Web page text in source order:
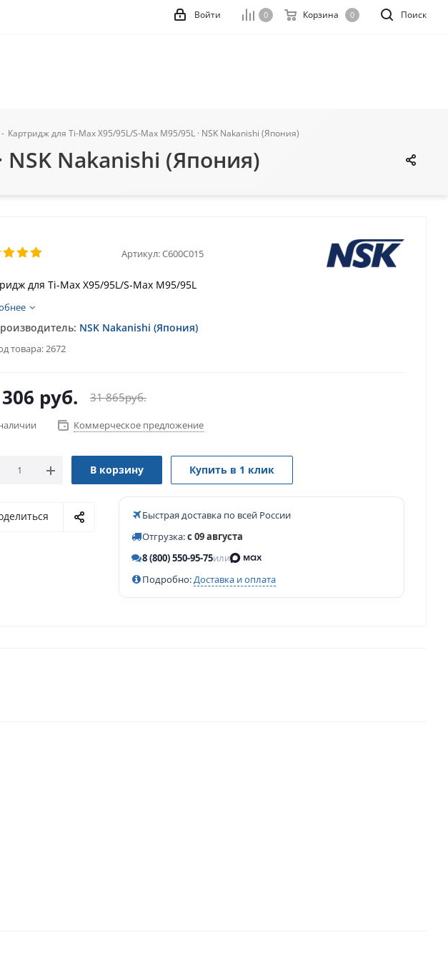
Поиск
0 Корзина 0
Войти
- Картридж для Ti-Max X95/95L/S-Max M95/95L · NSK Nakanishi (Япония)
Nakanishi (Япония)
Артикул:C600C015
для Ti-Max X95/95L/S-Max M95/95L
NSK Nakanishi (Япония)
товара: 2672
руб. 31 865руб.
Коммерческое предложение
В корзину Купить в 1 клик
Быстрая доставка по всей России
Отгрузка:с 09 августа
8 (800) 550-95-75или
Подробно:Доставка и оплата